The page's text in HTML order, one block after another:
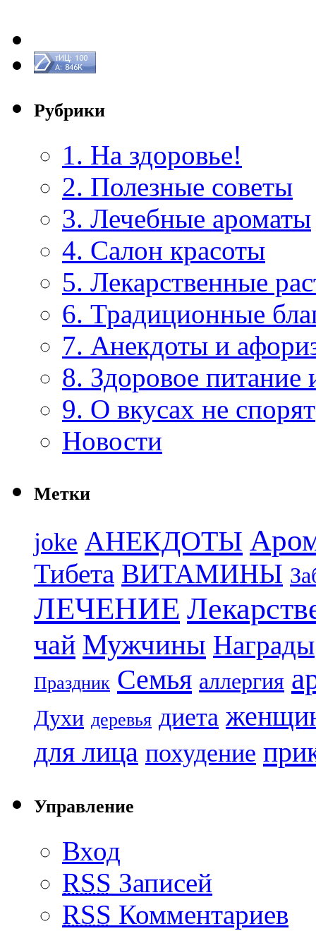
Рубрики
1. На здоровье!
2. Полезные советы
3. Лечебные ароматы
4. Салон красоты
5. Лекарственные
6. Традиционные
7. Анекдоты и
8. Здоровое питание
9. О вкусах не спорят
Новости
Метки
joke АНЕКДОТЫ
Тибета ВИТАМИНЫ
ЛЕЧЕНИЕ
чай Мужчины Награды
Праздник Семья аллергия
Духи деревья диета
для лица похудение
Управление
Вход
RSS Записей
RSS Комментариев